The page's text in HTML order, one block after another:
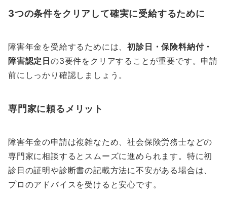
3つの条件をクリアして確実に受給するために
障害年金を受給するためには、初診日・保険料納付・
障害認定日の3要件をクリアすることが重要です。申請
前にしっかり確認しましょう。
専門家に頼るメリット
障害年金の申請は複雑なため、社会保険労務士などの
専門家に相談するとスムーズに進められます。特に初
診日の証明や診断書の記載方法に不安がある場合は、
プロのアドバイスを受けると安心です。